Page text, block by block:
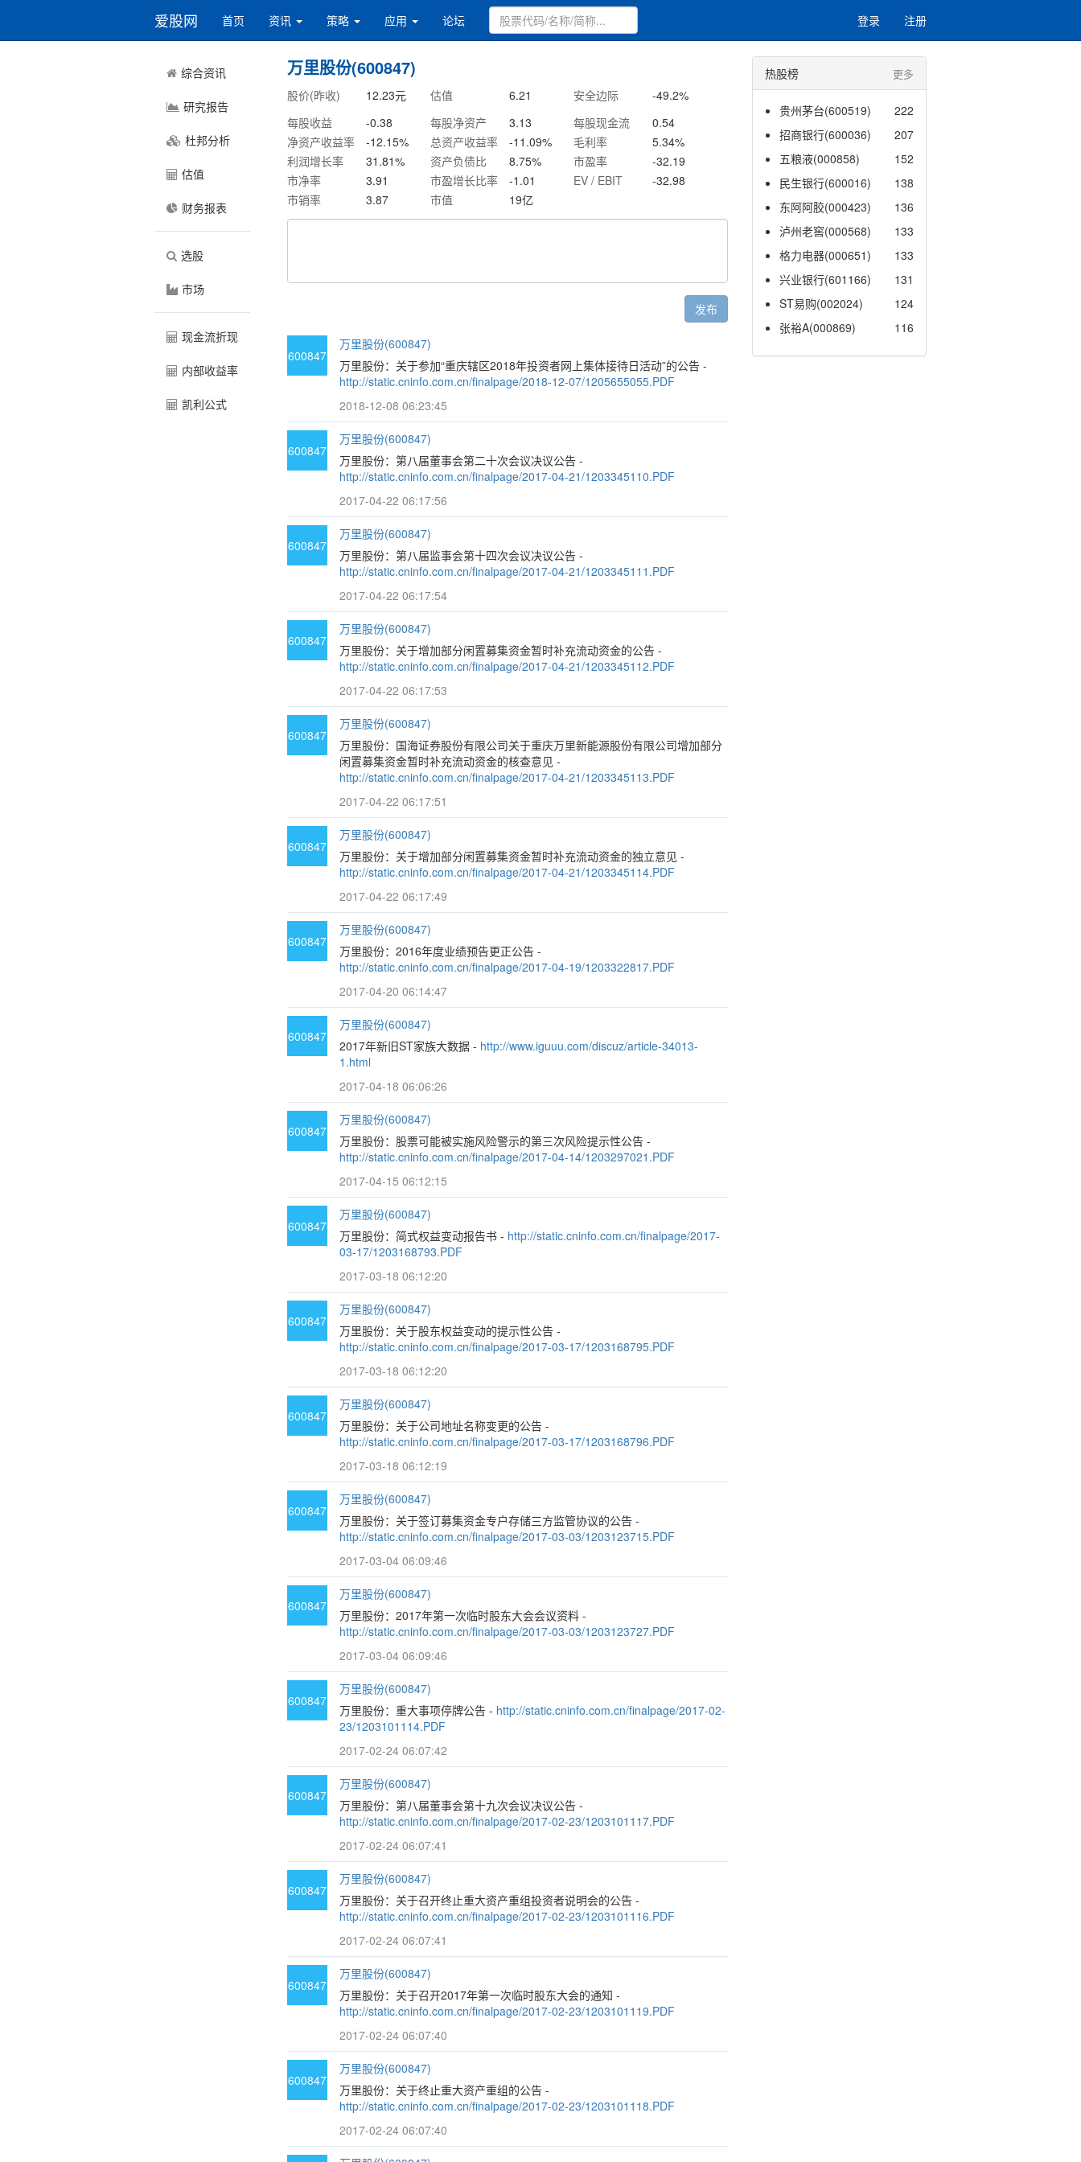
爱股网 首页 资讯 策略 应用 论坛 登录 注册
综合资讯
研究报告
杜邦分析
估值
财务报表
选股
市场
现金流折现
内部收益率
凯利公式
万里股份(600847)
股价(昨收) 12.23元 估值 6.21 安全边际 -49.2%
每股收益
-0.38 每股净资产 3.13 每股现金流
0.54
净资产收益率
-12.15% 总资产收益率 -11.09% 毛利率 5.34%
利润增长率
31.81% 资产负债比 8.75% 市盈率
-32.19
市净率
3.91 市盈增长比率 -1.01 EV / EBIT
-32.98
市销率
3.87 市值 19亿
发布
600847
万里股份(600847)
万里股份：关于参加“重庆辖区2018年投资者网上集体接待日活动”的公告 -
http://static.cninfo.com.cn/finalpage/2018-12-07/1205655055.PDF
2018-12-08 06:23:45
600847
万里股份(600847)
万里股份：第八届董事会第二十次会议决议公告 -
http://static.cninfo.com.cn/finalpage/2017-04-21/1203345110.PDF
2017-04-22 06:17:56
600847
万里股份(600847)
万里股份：第八届监事会第十四次会议决议公告 -
http://static.cninfo.com.cn/finalpage/2017-04-21/1203345111.PDF
2017-04-22 06:17:54
600847
万里股份(600847)
万里股份：关于增加部分闲置募集资金暂时补充流动资金的公告 -
http://static.cninfo.com.cn/finalpage/2017-04-21/1203345112.PDF
2017-04-22 06:17:53
600847
万里股份(600847)
万里股份：国海证券股份有限公司关于重庆万里新能源股份有限公司增加部分
闲置募集资金暂时补充流动资金的核查意见 -
http://static.cninfo.com.cn/finalpage/2017-04-21/1203345113.PDF
2017-04-22 06:17:51
600847
万里股份(600847)
万里股份：关于增加部分闲置募集资金暂时补充流动资金的独立意见 -
http://static.cninfo.com.cn/finalpage/2017-04-21/1203345114.PDF
2017-04-22 06:17:49
600847
万里股份(600847)
万里股份：2016年度业绩预告更正公告 -
http://static.cninfo.com.cn/finalpage/2017-04-19/1203322817.PDF
2017-04-20 06:14:47
600847
万里股份(600847)
2017年新旧ST家族大数据 - http://www.iguuu.com/discuz/article-34013-
1.html
2017-04-18 06:06:26
600847
万里股份(600847)
万里股份：股票可能被实施风险警示的第三次风险提示性公告 -
http://static.cninfo.com.cn/finalpage/2017-04-14/1203297021.PDF
2017-04-15 06:12:15
600847
万里股份(600847)
万里股份：简式权益变动报告书 - http://static.cninfo.com.cn/finalpage/2017-
03-17/1203168793.PDF
2017-03-18 06:12:20
600847
万里股份(600847)
万里股份：关于股东权益变动的提示性公告 -
http://static.cninfo.com.cn/finalpage/2017-03-17/1203168795.PDF
2017-03-18 06:12:20
600847
万里股份(600847)
万里股份：关于公司地址名称变更的公告 -
http://static.cninfo.com.cn/finalpage/2017-03-17/1203168796.PDF
2017-03-18 06:12:19
600847
万里股份(600847)
万里股份：关于签订募集资金专户存储三方监管协议的公告 -
http://static.cninfo.com.cn/finalpage/2017-03-03/1203123715.PDF
2017-03-04 06:09:46
600847
万里股份(600847)
万里股份：2017年第一次临时股东大会会议资料 -
http://static.cninfo.com.cn/finalpage/2017-03-03/1203123727.PDF
2017-03-04 06:09:46
600847
万里股份(600847)
万里股份：重大事项停牌公告 - http://static.cninfo.com.cn/finalpage/2017-02-
23/1203101114.PDF
2017-02-24 06:07:42
600847
万里股份(600847)
万里股份：第八届董事会第十九次会议决议公告 -
http://static.cninfo.com.cn/finalpage/2017-02-23/1203101117.PDF
2017-02-24 06:07:41
600847
万里股份(600847)
万里股份：关于召开终止重大资产重组投资者说明会的公告 -
http://static.cninfo.com.cn/finalpage/2017-02-23/1203101116.PDF
2017-02-24 06:07:41
600847
万里股份(600847)
万里股份：关于召开2017年第一次临时股东大会的通知 -
http://static.cninfo.com.cn/finalpage/2017-02-23/1203101119.PDF
2017-02-24 06:07:40
600847
万里股份(600847)
万里股份：关于终止重大资产重组的公告 -
http://static.cninfo.com.cn/finalpage/2017-02-23/1203101118.PDF
2017-02-24 06:07:40
热股榜 更多
贵州茅台(600519)
222
招商银行(600036)
207
五粮液(000858)
152
民生银行(600016)
138
东阿阿胶(000423)
136
泸州老窖(000568)
133
格力电器(000651)
133
兴业银行(601166)
131
ST易购(002024)
124
张裕A(000869)
116